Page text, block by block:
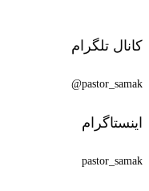
کانال تلگرام
pastor_samak@
اینستاگرام
pastor_samak